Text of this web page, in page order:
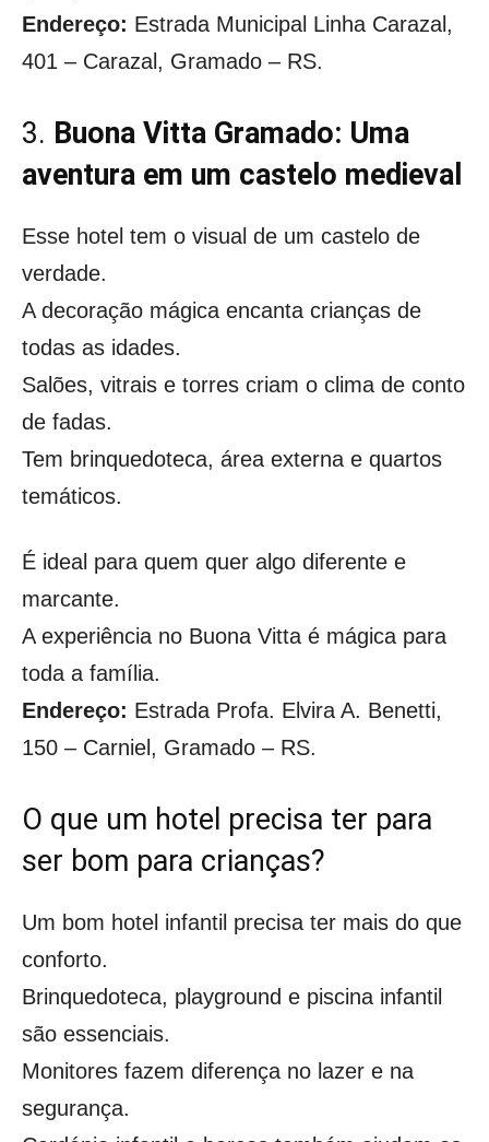
Endereço: Estrada Municipal Linha Carazal,
401 – Carazal, Gramado – RS.
3. Buona Vitta Gramado: Uma
aventura em um castelo medieval
Esse hotel tem o visual de um castelo de
verdade.
A decoração mágica encanta crianças de
todas as idades.
Salões, vitrais e torres criam o clima de conto
de fadas.
Tem brinquedoteca, área externa e quartos
temáticos.
É ideal para quem quer algo diferente e
marcante.
A experiência no Buona Vitta é mágica para
toda a família.
Endereço: Estrada Profa. Elvira A. Benetti,
150 – Carniel, Gramado – RS.
O que um hotel precisa ter para
ser bom para crianças?
Um bom hotel infantil precisa ter mais do que
conforto.
Brinquedoteca, playground e piscina infantil
são essenciais.
Monitores fazem diferença no lazer e na
segurança.